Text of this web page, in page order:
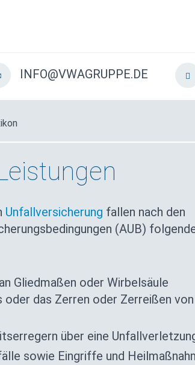
INFO@VWAGRUPPE.DE
Unfallversicherung fallen nach den
(AUB)
Gliedmaßen oder Wirbelsäule
oder das Zerren oder Zerreißen von
über eine
sowie Eingriffe und